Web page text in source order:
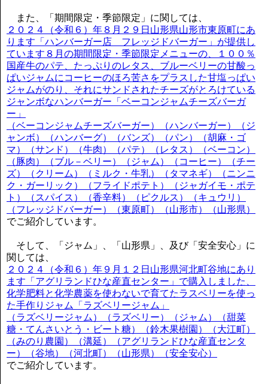
また、「期間限定・季節限定」に関しては、
２０２４（令和６）年８月２９日山形県山形市東原町にあ
ります「ハンバーガー店 フレッジドバーガー」が提供し
ています８月の期間限定・季節限定メニューの、１００％
国産牛のパテ、たっぷりのレタス、ブルーベリーの甘酸っ
ぱいジャムにコーヒーのほろ苦さをプラスした甘塩っぱい
ジャムがのり、それにサンドされたチーズがとろけている
ジャンボなハンバーガー「ベーコンジャムチーズバーガ
ー」
（ベーコンジャムチーズバーガー）（ハンバーガー）（ジ
ャンボ）（ハンバーグ）（バンズ）（パン）（胡麻・ゴ
マ）（サンド）（牛肉）（パテ）（レタス）（ベーコン）
（豚肉）（ブル－ベリー）（ジャム）（コーヒー）（チー
ズ）（クリーム）（ミルク・牛乳）（タマネギ）（ニンニ
ク・ガーリック）（フライドポテト）（ジャガイモ・ポテ
ト）（スパイス）（香辛料）（ピクルス）（キュウリ）
（フレッジドバーガー）（東原町）（山形市）（山形県）
でご紹介しています。
そして、「ジャム」、「山形県」、及び「安全安心」に
関しては、
２０２４（令和６）年９月１２日山形県河北町谷地にあり
ます「アグリランドひな産直センター」で購入しました、
化学肥料と化学農薬を使わないで育てたラスベリーを使っ
た手作りジャム「ラズベリージャム」
（ラズベリージャム）（ラズベリー）（ジャム）（甜菜
糖・てんさいとう・ビート糖）（鈴木果樹園）（大江町）
（みのり農園）（溝延）（アグリランドひな産直センタ
ー）（谷地）（河北町）（山形県）（安全安心）
でご紹介しています。